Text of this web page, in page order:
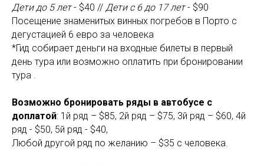
Дети до 5 лет- $40 // Дети с 6 до 17 лет- $90
Посещение знаменитых винных погребов в Порто с
дегустацией 6 евро за человека
*Гид собирает деньги на входные билеты в первый
день тура или возможно оплатить при бронировании
тура .
Возможно бронировать ряды в автобусе с
доплатой: 1й ряд – $85, 2й ряд – $75, 3й ряд – $60, 4й
ряд - $50, 5й ряд - $40,
Любой другой ряд по желанию – $35 с человека.